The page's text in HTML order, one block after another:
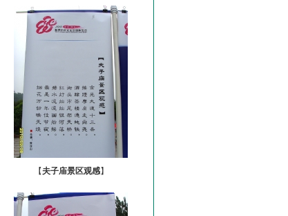
【夫子庙景区观感】